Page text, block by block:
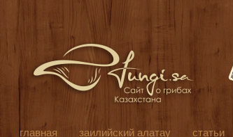
главная заилийский алатау статьи